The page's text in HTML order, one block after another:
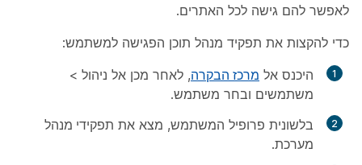
לאפשר להם גישה לכל האתרים.
כדי להקצות את תפקיד מנהל תוכן הפגישה למשתמש:
היכנס אל מרכז הבקרה, לאחר מכן אל ניהול >
משתמשים ובחר משתמש.
בלשונית פרופיל המשתמש, מצא את תפקידי מנהל
מערכת.